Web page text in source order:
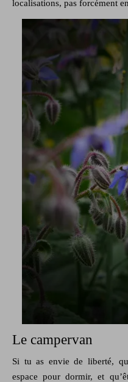
localisations, pas forcément
Le campervan
Si tu as envie de liberté,
espace pour dormir, et